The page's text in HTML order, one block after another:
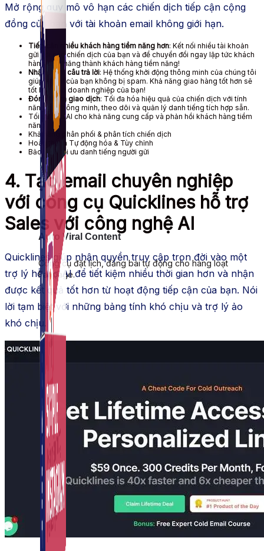
Auto Viral Content
Công cụ đặt lịch, đăng bài tự động cho hàng loạt
Fanpage.
Mở rộng quy mô vô hạn các chiến dịch tiếp cận cộng
đồng của bạn với tài khoản email không giới hạn.
Tiếp cận nhiều khách hàng tiềm năng hơn: Kết nối nhiều tài khoản
gửi với các chiến dịch của bạn và để chuyển đổi ngay lập tức khách
hàng tiềm năng thành khách hàng tiềm năng!
Nhận thêm câu trả lời: Hệ thống khởi động thông minh của chúng tôi
giúp email của bạn không bị spam. Khả năng giao hàng tốt hơn sẽ
tốt hơn cho doanh nghiệp của bạn!
Đóng thêm giao dịch: Tối đa hóa hiệu quả của chiến dịch với tính
năng gửi thông minh, theo dõi và quản lý danh tiếng tích hợp sẵn.
Tối ưu hóa AI cho khả năng cung cấp và phản hồi khách hàng tiềm
năng
Khả năng phân phối & phân tích chiến dịch
Hoàn thành Tự động hóa & Tùy chỉnh
Bảo vệ & tối ưu danh tiếng người gửi
4. Tạo email chuyên nghiệp
với công cụ Quicklines hỗ trợ
Sales với công nghệ AI
Quicklines giúp nhận quyền truy cập trọn đời vào một
trợ lý hỗ trợ AI để tiết kiệm nhiều thời gian hơn và nhận
được kết quả tốt hơn từ hoạt động tiếp cận của bạn. Nói
lời tạm biệt với những bảng tính khó chịu và trợ lý ảo
khó chịu.